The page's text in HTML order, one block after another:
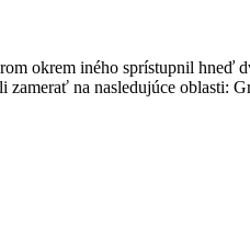
okrem iného sprístupnil hneď
zamerať na nasledujúce oblasti: